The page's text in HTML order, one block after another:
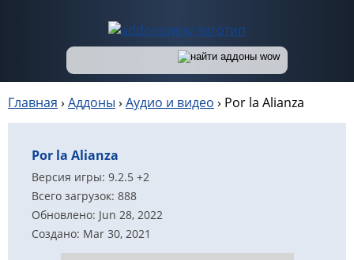
Главная › Аддоны › Аудио и видео › Por la Alianza
Por la Alianza
Версия игры: 9.2.5 +2
Всего загрузок: 888
Обновлено: Jun 28, 2022
Создано: Mar 30, 2021